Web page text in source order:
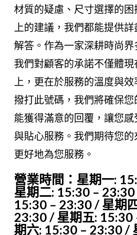
材質的疑慮、尺寸選擇的
上的建議，我們都能提供
解答。作為一家深耕時尚界
我們對顧客的承諾不僅體
上，更在於服務的溫度與
撥打此號碼，我們將確保
能獲得滿意的回覆，讓您
與貼心服務。我們期待您
更好地為您服務。
營業時間：星期一:
星期二: 15:30 –
15:30 – 23:30 / 星期
23:30 / 星期五: 15:30
期六: 15:30 – 23:30 /